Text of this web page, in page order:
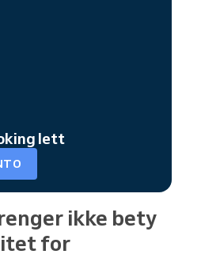
lett
ikke bety
for